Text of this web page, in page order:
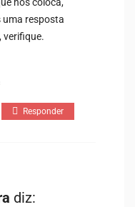
uma resposta
verifique.
Responder
diz: